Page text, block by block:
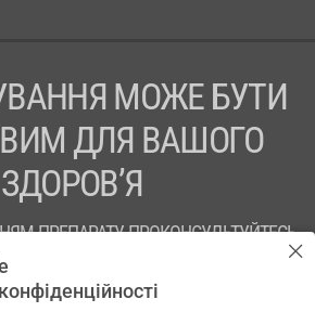
МОЖЕ БУТИ
ДЛЯ ВАШОГО
ЗДОРОВ’Я
ПРЕПАРАТУ ПРОКОНСУЛЬТУЙТЕСЬ
911.ЮА» Код ЄДРПОУ 43631965.